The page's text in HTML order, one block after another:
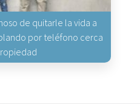
de quitarle la vida a
por teléfono cerca